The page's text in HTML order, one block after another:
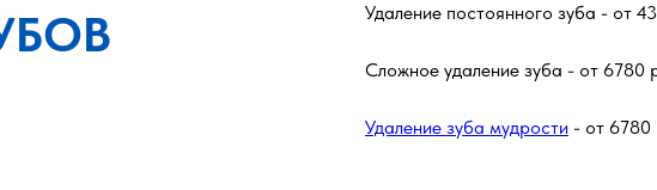
Удаление постоянного зуба - от
Сложное удаление зуба - от 6780
Удаление зуба мудрости - от 6780